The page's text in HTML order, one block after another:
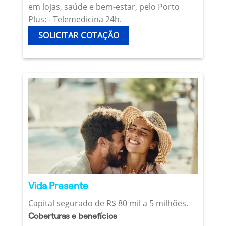
em lojas, saúde e bem-estar, pelo Porto
Plus; - Telemedicina 24h.
SOLICITAR COTAÇÃO
Vida Presente
Capital segurado de R$ 80 mil a 5 milhões.
Coberturas e benefícios